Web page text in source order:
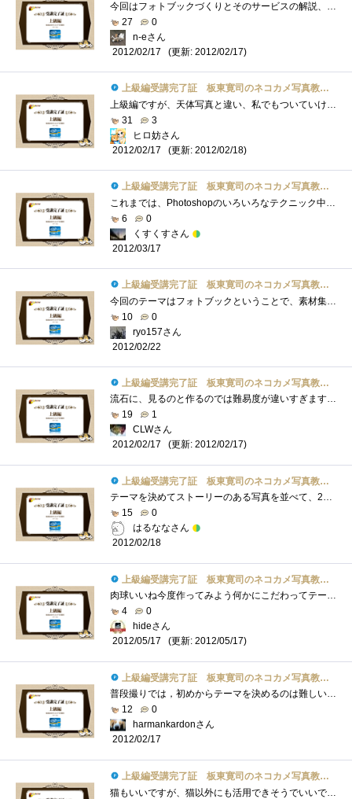
今回はフォトブックづくりとそのサービスの解説、写真がそろってればわりと簡単に作れそうなので試してみたいですね。上級編の掲載と同時に�...
27
0
n-eさん
2012/02/17
(更新: 2012/02/17)
上級編受講完了証 板東寛司のネコカメ写真教室パート2
上級編ですが、天体写真と違い、私でもついていけそうです。肉球可愛いですね。私は、ネコ繋がりでこれとか、肉球マウスパッドネコ耳イヤホ�...
31
3
ヒロ妨さん
2012/02/17
(更新: 2012/02/18)
上級編受講完了証 板東寛司のネコカメ写真教室パート2
これまでは、Photoshopのいろいろなテクニック中心でしたが、今回のフォトブックなら敷居も高くなく挑戦してみても良さそうな内容だったと思い�...
6
0
くすくすさん
2012/03/17
上級編受講完了証 板東寛司のネコカメ写真教室パート2
今回のテーマはフォトブックということで、素材集めから編集など結構な手間がかかってますね。でも、手間がかかってもペットのフォトブック�...
10
0
ryo157さん
2012/02/22
上級編受講完了証 板東寛司のネコカメ写真教室パート2
流石に、見るのと作るのでは難易度が違いすぎますね。(笑)それでも、猫以外でも使えそうなので、Webとか参考になりました。・・・よかったよか...
19
1
CLWさん
2012/02/17
(更新: 2012/02/17)
上級編受講完了証 板東寛司のネコカメ写真教室パート2
テーマを決めてストーリーのある写真を並べて、20ページの冊子作り写真選びのセンスとストーリーで、かなり本格的な写真集になりそうです。
15
0
はるななさん
2012/02/18
上級編受講完了証 板東寛司のネコカメ写真教室パート2
肉球いいね今度作ってみよう何かにこだわってテーマを決めると良い物が出来そうラフイメージを作ると確かにわかりやすいですなあ
4
0
hideさん
2012/05/17
(更新: 2012/05/17)
上級編受講完了証 板東寛司のネコカメ写真教室パート2
普段撮りでは，初めからテーマを決めるのは難しいです．でも，そうしないといいフォトブックは作れないということがわかりました．
12
0
harmankardonさん
2012/02/17
上級編受講完了証 板東寛司のネコカメ写真教室パート2
猫もいいですが、猫以外にも活用できそうでいいですね。というか所々に出てくる肉球が・・・あれだけ立体にしてほしい・・・ぷにぷにしたい�...